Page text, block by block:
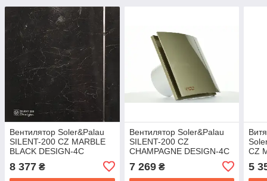
Вентилятор Soler&Palau
SILENT-200 CZ MARBLE
BLACK DESIGN-4C
8 377 ₴
Вентилятор Soler&Palau
SILENT-200 CZ
CHAMPAGNE DESIGN-4C
7 269₴
CZ
5